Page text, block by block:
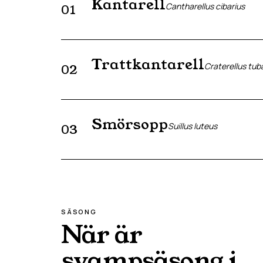
01 KantarellCantharellus cibarius
02 TrattkantarellCraterellus
03 SmörsoppSuillus luteus
SÄSONG
När är